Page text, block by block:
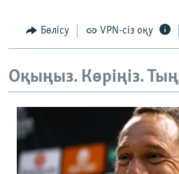
Бөлісу VPN-сіз оқу
Оқыңыз. Көріңіз.